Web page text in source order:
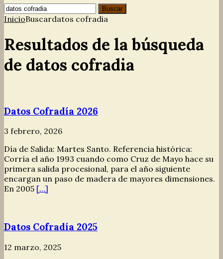
Buscar:
InicioBuscardatos cofradia
Resultados de la búsqueda
de datos cofradia
Datos Cofradía 2026
3 febrero, 2026
Día de Salida: Martes Santo. Referencia histórica:
Corría el año 1993 cuando como Cruz de Mayo hace su
primera salida procesional, para el año siguiente
encargan un paso de madera de mayores dimensiones.
En 2005 […]
Datos Cofradía 2025
12 marzo, 2025